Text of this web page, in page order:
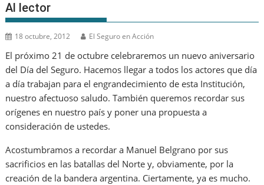
Al lector
18 octubre, 2012 El Seguro en Acción
El próximo 21 de octubre celebraremos un nuevo aniversario
del Día del Seguro. Hacemos llegar a todos los actores que día
a día trabajan para el engrandecimiento de esta Institución,
nuestro afectuoso saludo. También queremos recordar sus
orígenes en nuestro país y poner una propuesta a
consideración de ustedes.
Acostumbramos a recordar a Manuel Belgrano por sus
sacrificios en las batallas del Norte y, obviamente, por la
creación de la bandera argentina. Ciertamente, ya es mucho.